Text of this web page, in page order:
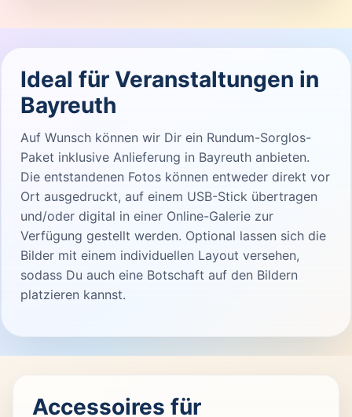
Ideal für Veranstaltungen in
Bayreuth
Auf Wunsch können wir Dir ein Rundum-Sorglos-
Paket inklusive Anlieferung in Bayreuth anbieten.
Die entstandenen Fotos können entweder direkt vor
Ort ausgedruckt, auf einem USB-Stick übertragen
und/oder digital in einer Online-Galerie zur
Verfügung gestellt werden. Optional lassen sich die
Bilder mit einem individuellen Layout versehen,
sodass Du auch eine Botschaft auf den Bildern
platzieren kannst.
Accessoires für